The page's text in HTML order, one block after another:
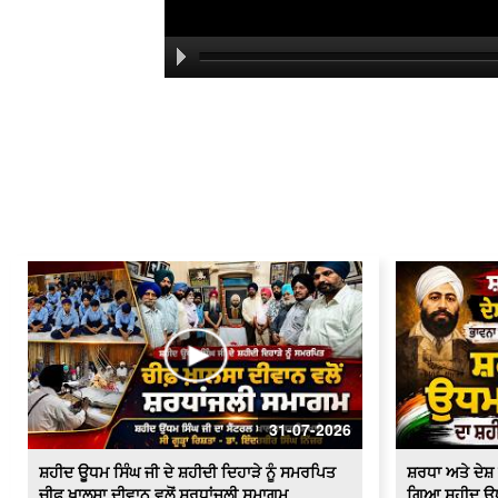
31-07-2026
ਸ਼ਹੀਦ ਊਧਮ ਸਿੰਘ ਜੀ ਦੇ ਸ਼ਹੀਦੀ ਦਿਹਾੜੇ ਨੂੰ ਸਮਰਪਿਤ
ਸ਼ਰਧਾ ਅਤੇ ਦੇਸ਼